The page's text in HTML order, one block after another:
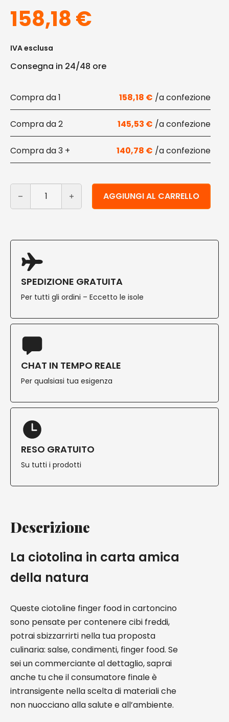
158,18€
IVA esclusa
Consegna in 24/48 ore
1 158,18 €
2 145,53 €
3 + 140,78 €
Ciotoline finger food in cartoncino 60 ml 5000 pz
AGGIUNGI AL CARRELLO
Alternative:
SPEDIZIONE GRATUITA
Per tutti gli ordini – Eccetto le isole
CHAT IN TEMPO REALE
Per qualsiasi tua esigenza
RESO GRATUITO
Su tutti i prodotti
Descrizione
La ciotolina in carta amica
della natura
Queste ciotoline finger food in cartoncino
sono pensate per contenere cibi freddi,
potrai sbizzarrirti nella tua proposta
culinaria: salse, condimenti, finger food. Se
sei un commerciante al dettaglio, saprai
anche tu che il consumatore finale è
intransigente nella scelta di materiali che
non nuocciano alla salute e all’ambiente.